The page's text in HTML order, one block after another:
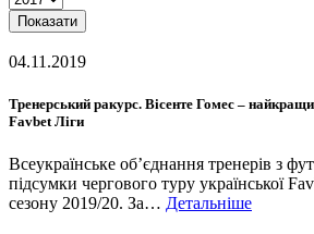
Показати
04.11.2019
Тренерський ракурс. Вісенте Гомес –
Favbet Ліги
Всеукраїнське об’єднання тренерів з
підсумки чергового туру української
сезону 2019/20. За… Детальніше